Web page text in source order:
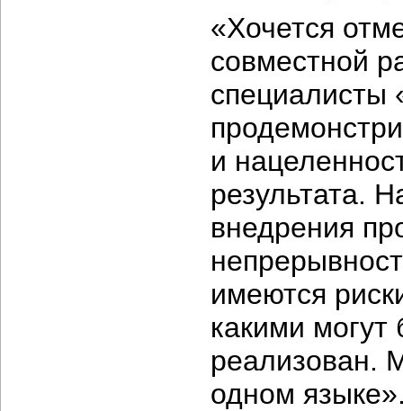
«Хочется
совместной
и
результата.
внедрения
имеются
какими могут
реализован.
одном